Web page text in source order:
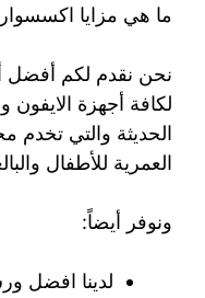
ما هي مزايا
نحن نقدم لكم أفضل
لكافة أجهزة
الحديثة والتي تخدم
العمرية للأطفال
ونوفر أيضاً:
لدينا افضل